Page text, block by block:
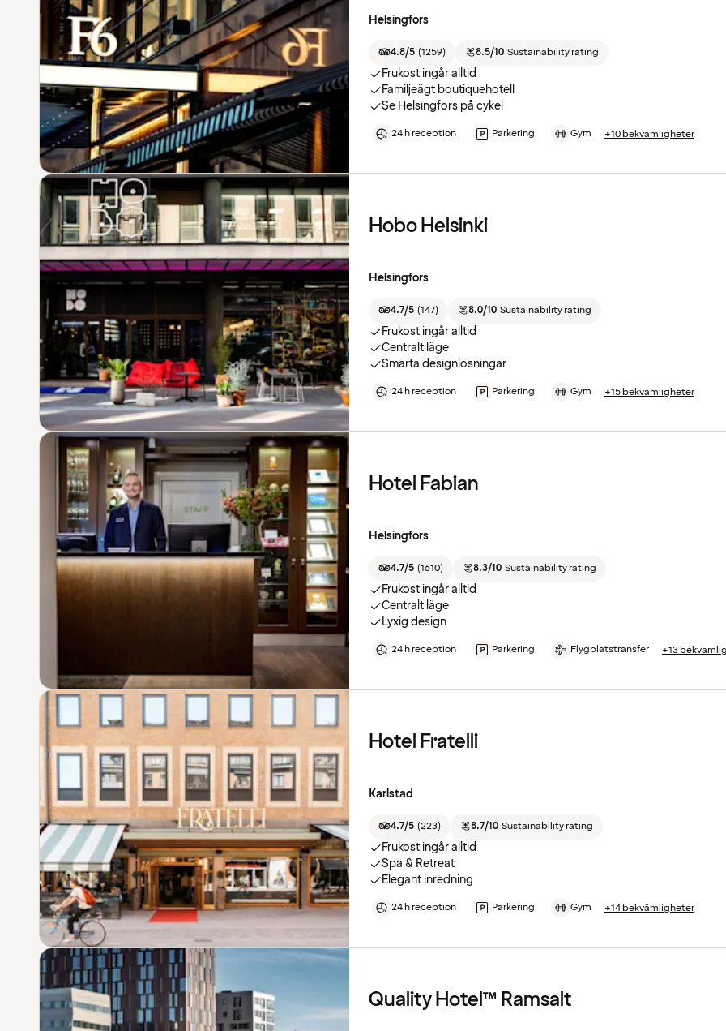
Helsingfors
4.8/5 (1259) 8.5/10 Sustainability rating
Frukost ingår alltid
Familjeägt boutiquehotell
Se Helsingfors på cykel
24 h reception Parkering Gym +10 bekvämligheter
Hobo Helsinki
Helsingfors
4.7/5 (147) 8.0/10 Sustainability rating
Frukost ingår alltid
Centralt läge
Smarta designlösningar
24 h reception Parkering Gym +15 bekvämligheter
Hotel Fabian
Helsingfors
4.7/5 (1610) 8.3/10 Sustainability rating
Frukost ingår alltid
Centralt läge
Lyxig design
24 h reception Parkering Flygplatstransfer +13
Hotel Fratelli
Karlstad
4.7/5 (223) 8.7/10 Sustainability rating
Frukost ingår alltid
Spa & Retreat
Elegant inredning
24 h reception Parkering Gym +14 bekvämligheter
Quality Hotel™ Ramsalt